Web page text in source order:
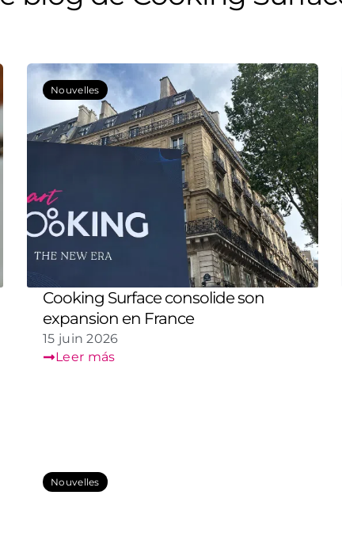
Nouvelles
Cooking Surface consolide son
expansion en France
15 juin 2026
Leer más
Nouvelles
P
a
g
e
a
g
e
a
g
e